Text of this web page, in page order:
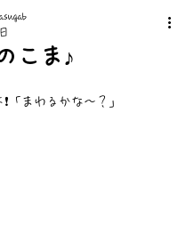
こま♪
「まわるかな〜？」